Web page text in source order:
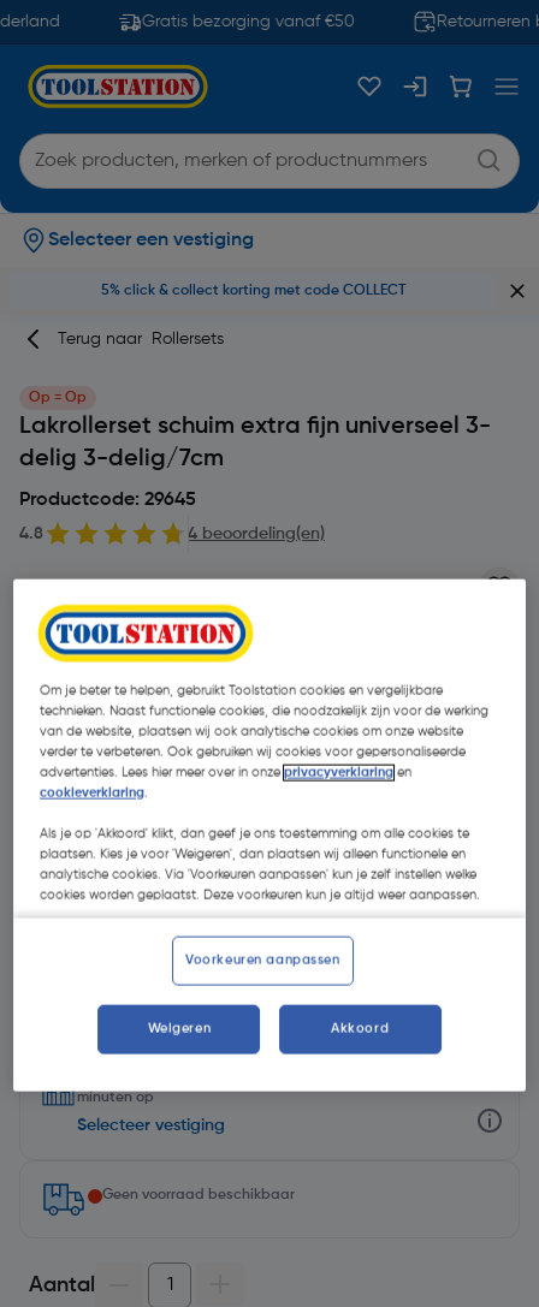
Gratis bezorging vanaf €50 Retourneren
Selecteer een vestiging
5% click & collect korting met code COLLECT
Terug naar Rollersets
Op = Op
Lakrollerset schuim extra fijn universeel 3-
delig 3-delig/7cm
Productcode: 29645
4.8 4 beoordeling(en)
| Excl. btw € 1,12
minuten op
Selecteer vestiging
Geen voorraad beschikbaar
Aantal
Om je beter te helpen, gebruikt Toolstation cookies en vergelijkbare
technieken. Naast functionele cookies, die noodzakelijk zijn voor de werking
van de website, plaatsen wij ook analytische cookies om onze website
verder te verbeteren. Ook gebruiken wij cookies voor gepersonaliseerde
advertenties. Lees hier meer over in onzeprivacyverklaring en
cookieverklaring.
Als je op 'Akkoord' klikt, dan geef je ons toestemming om alle cookies te
plaatsen. Kies je voor 'Weigeren', dan plaatsen wij alleen functionele en
analytische cookies. Via 'Voorkeuren aanpassen' kun je zelf instellen welke
cookies worden geplaatst. Deze voorkeuren kun je altijd weer aanpassen.
Voorkeuren aanpassen
Weigeren Akkoord